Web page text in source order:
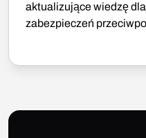
aktualizujące wiedzę
zabezpieczeń